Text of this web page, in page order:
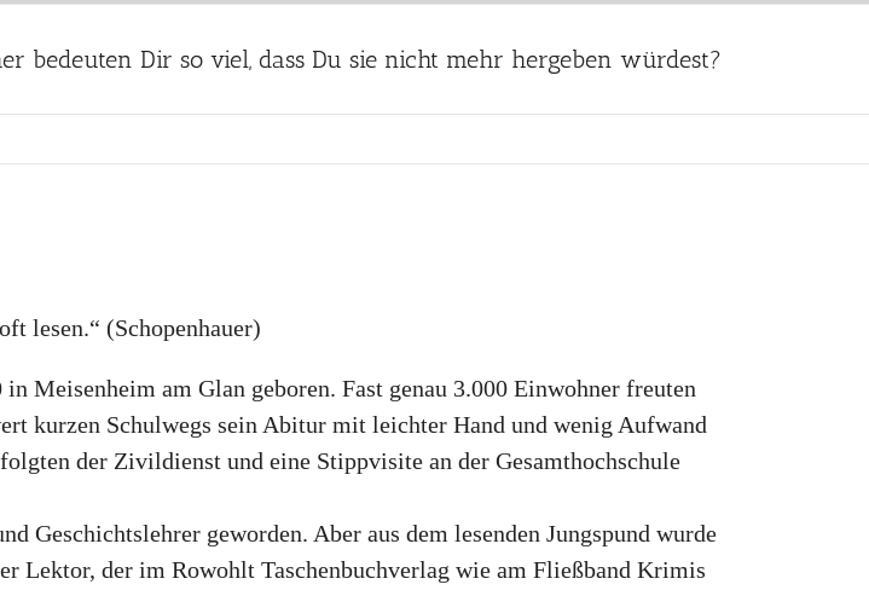
bedeuten Dir so viel, dass Du sie nicht mehr hergeben würdest?
lesen.“ (Schopenhauer)
Meisenheim am Glan geboren. Fast genau 3.000 Einwohner freuten
kurzen Schulwegs sein Abitur mit leichter Hand und wenig Aufwand
der Zivildienst und eine Stippvisite an der Gesamthochschule
Geschichtslehrer geworden. Aber aus dem lesenden Jungspund wurde
Lektor, der im Rowohlt Taschenbuchverlag wie am Fließband Krimis